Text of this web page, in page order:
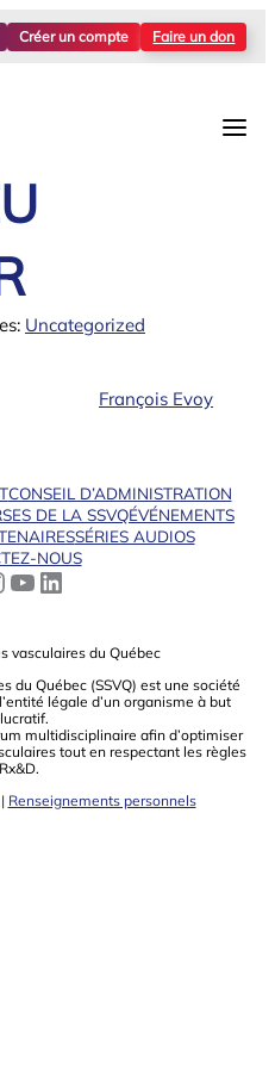
Créer un compte Faire un don
Uncategorized
François Evoy
CONSEIL D’ADMINISTRATION
DE LA SSVQÉVÉNEMENTS
SÉRIES AUDIOS
NOUS
vasculaires du Québec
du Québec (SSVQ) est une société
légale d’un organisme à but
multidisciplinaire aﬁn d’optimiser
tout en respectant les règles
| Renseignements personnels